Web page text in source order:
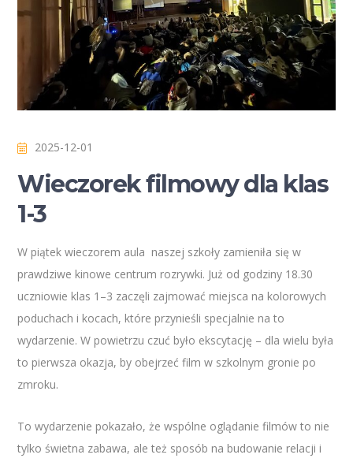
2025-12-01
Wieczorek filmowy dla klas
1-3
W piątek wieczorem aula naszej szkoły zamieniła się w
prawdziwe kinowe centrum rozrywki. Już od godziny 18.30
uczniowie klas 1–3 zaczęli zajmować miejsca na kolorowych
poduchach i kocach, które przynieśli specjalnie na to
wydarzenie. W powietrzu czuć było ekscytację – dla wielu była
to pierwsza okazja, by obejrzeć film w szkolnym gronie po
zmroku.
To wydarzenie pokazało, że wspólne oglądanie filmów to nie
tylko świetna zabawa, ale też sposób na budowanie relacji i